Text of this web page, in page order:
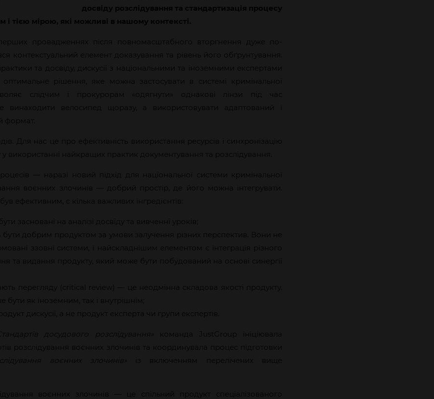
досвіду розслідування та стандартизація процесу
і тією мірою, які можливі в нашому контексті.
провадженнях після повномасштабного вторгнення дуже по-
контекстуальний елемент доказування та рівень його обґрунтування.
та досвіду, дискусії з національними та іноземними експертами
рішення, яке можна застосувати в системі кримінальної
слідчим і прокурорам «одягнути» однакові лінзи під час
винаходити велосипед щоразу, а використовувати адаптований і
формат.
Для нас це про ефективність використання ресурсів і синхронізацію
у використанні найкращих практик документування та розслідування.
— наразі новий підхід для національної системи кримінальної
воєнних злочинів — добрий простір, де його можна інтегрувати.
ефективним, є кілька важливих інгредієнтів:
засновані на аналізі досвіду та вивченні уроків;
бути добрим продуктом за умови залучення різних перспектив. Вони не
ззовні системи, і найскладнішим елементом є інтеграція різного
та видання продукту, який може бути побудований на основі синергії
перегляду (critical review) — це неодмінна складова якості продукту.
як іноземним, так і внутрішнім;
дискусії, а не продукт експерта чи групи експертів.
досудового розслідування»
команда JustGroup ініціювала
розслідування воєнних злочинів та координувала процес підготовки
воєнних злочинів»
із включенням перелічених вище
воєнних злочинів — це спільний продукт спеціалізованого